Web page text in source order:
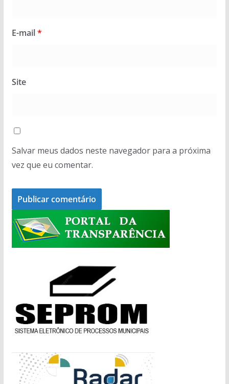
E-mail*
Site
Salvar meus dados neste navegador para a próxima
vez que eu comentar.